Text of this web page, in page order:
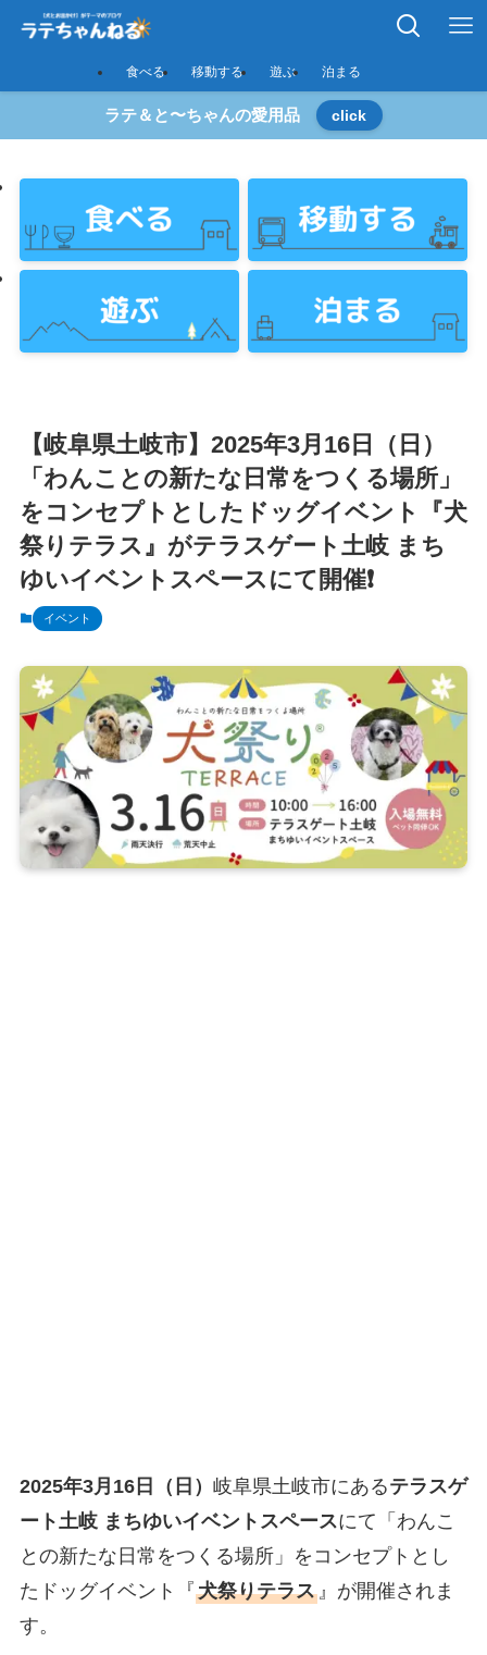
食べる 移動する 遊ぶ 泊まる
ラテ＆と〜ちゃんの愛用品 click
【岐阜県土岐市】2025年3月16日（日）
「わんことの新たな日常をつくる場所」
をコンセプトとしたドッグイベント『犬
祭りテラス』がテラスゲート土岐 まち
ゆいイベントスペースにて開催❗️
イベント
2025年3月16日（日） 岐阜県土岐市にあるテラスゲ
ート土岐 まちゆいイベントスペースにて「わんこ
との新たな日常をつくる場所」をコンセプトとし
たドッグイベント『犬祭りテラス』が開催されま
す。